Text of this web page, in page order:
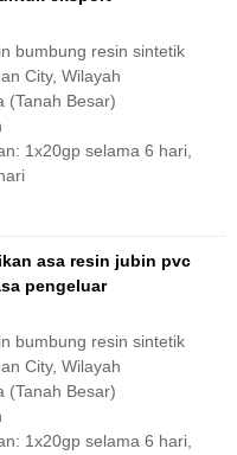
bumbung resin sintetik
City, Wilayah
(Tanah Besar)
1x20gp selama 6 hari,
asa resin jubin pvc
pengeluar
bumbung resin sintetik
City, Wilayah
(Tanah Besar)
1x20gp selama 6 hari,